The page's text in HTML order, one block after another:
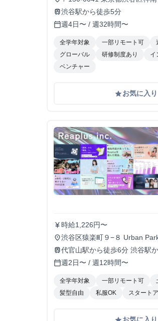
谷周辺に住んでいる or 住む予定のメンバーを対象
train渋谷駅から徒歩5分
calendar_today週4日〜 / 週32時間〜
全学年対象 一部リモート可
グローバル
研修制度あり イ
ベンチャー
gradeお気に入り
currency_yen時給1,226円〜
place渋谷区猿楽町９−８ Urban
train代官山駅から徒歩6分 渋谷駅
calendar_today週2日〜 / 週12時間〜
全学年対象 一部リモート可
髪型自由
私服OK スタート